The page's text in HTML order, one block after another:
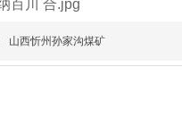
山西忻州孙家沟煤矿